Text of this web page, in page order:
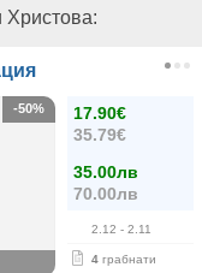
17.90€
35.79€
35.00лв
70.00лв
2.12 - 2.11
4 грабнати
-50%